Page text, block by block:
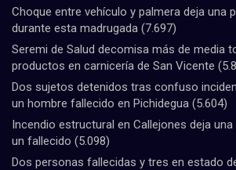
Choque entre vehículo y palmera deja una
durante esta madrugada (7.697)
Seremi de Salud decomisa más de media
productos en carnicería de San Vicente
Dos sujetos detenidos tras confuso
un hombre fallecido en Pichidegua (5.604)
Incendio estructural en Callejones deja
un fallecido (5.098)
Dos personas fallecidas y tres en estado